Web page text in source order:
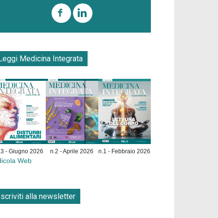
Medicina Integrata
- Giugno 2026 n.2 - Aprile 2026 n.1 - Febbraio 2026
Web
alla newsletter